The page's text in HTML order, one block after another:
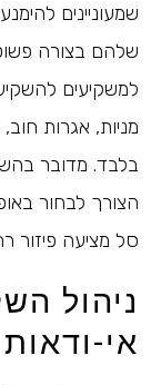
שמעוניינים
שלהם בצורה
למשקיעים
מניות, אגרות
בלבד. מדובר
הצורך לבחור
סל מציעה פיזור
ניהול
אי-ודאות